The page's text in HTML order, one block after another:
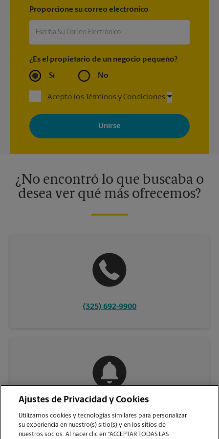
Proporcione su correo electrónico
¿Es el propietario de un negocio pequeño?
Sí No
Acepto los Términos y Condiciones
Al registrarse, acepta recibir correos electrónicos de The UPS
Store con noticias, ofertas especiales, promociones y mensajes
adaptados a sus intereses. Puede darse de baja en cualquier
momento. Para más información, consulte nuestra política de
¿No encontró lo que buscaba o
desea ver qué más ofrecemos?
(325) 692-9900
Ajustes de Privacidad y Cookies
Utilizamos cookies y tecnologías similares para personalizar
su experiencia en nuestro(s) sitio(s) y en los sitios de
nuestros socios. Al hacer clic en "ACCEPTAR TODAS LAS